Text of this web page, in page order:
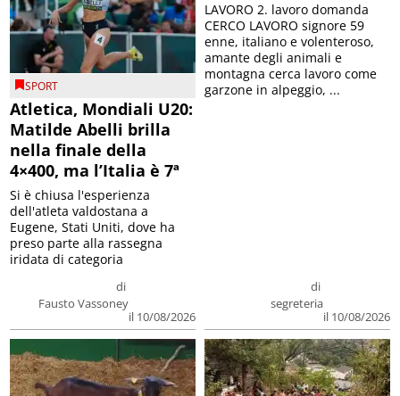
SPORT
Atletica, Mondiali U20:
Matilde Abelli brilla
nella finale della
4×400, ma l’Italia è 7ª
di
Fausto Vassoney
il 10/08/2026
Si è chiusa l'esperienza
dell'atleta valdostana a
Eugene, Stati Uniti, dove ha
preso parte alla rassegna
iridata di categoria
di
segreteria
il 10/08/2026
LAVORO 2. lavoro domanda
CERCO LAVORO signore 59
enne, italiano e volenteroso,
amante degli animali e
montagna cerca lavoro come
garzone in alpeggio, ...